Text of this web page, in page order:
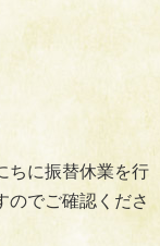
ちに振替休業を行
のでご確認くださ